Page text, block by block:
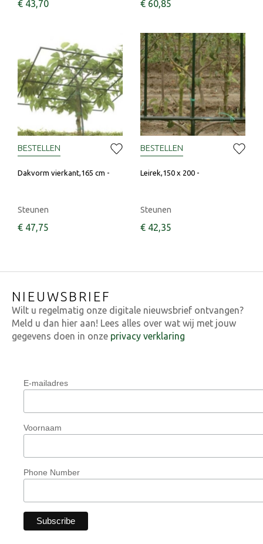
€ 43,70 € 60,85
Dakvorm vierkant,165 cm -
Steunen
€ 47,75
BESTELLEN
Leirek,150 x 200 -
Steunen
€ 42,35
BESTELLEN
NIEUWSBRIEF
Wilt u regelmatig onze digitale nieuwsbrief ontvangen?
Meld u dan hier aan! Lees alles over wat wij met jouw
gegevens doen in onze privacy verklaring
E-mailadres
Voornaam
Phone Number